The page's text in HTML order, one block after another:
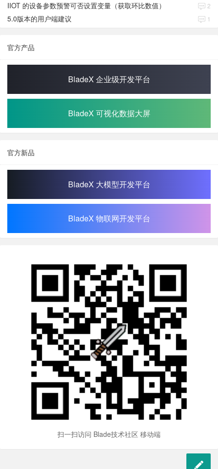
IIOT 的设备参数预警可否设置变量（获取环比数值） 2
5.0版本的用户端建议 1
官方产品
BladeX 企业级开发平台
BladeX 可视化数据大屏
官方新品
BladeX 大模型开发平台
BladeX 物联网开发平台
扫一扫访问 Blade技术社区 移动端
